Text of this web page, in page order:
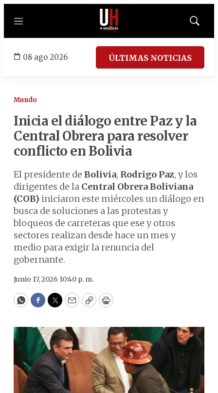
Menú
Mostrar
08 ago 2026 ÚLTIMAS NOTICIAS
Mundo
Inicia el diálogo entre Paz y la
Central Obrera para resolver
conflicto en Bolivia
El presidente de Bolivia, Rodrigo Paz, y los
dirigentes de la Central Obrera Boliviana
(COB) iniciaron este miércoles un diálogo en
busca de soluciones a las protestas y
bloqueos de carreteras que ese y otros
sectores realizan desde hace un mes y
medio para exigir la renuncia del
gobernante.
Junio 17, 2026 10:40 p. m.
WhatsApp
Facebook
Twitter
EmailCopyPrint